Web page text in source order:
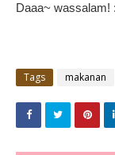
Daaa~ wassalam!
Tags makanan